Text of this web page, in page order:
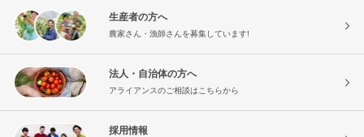
生産者の方へ
農家さん・漁師さんを募集しています!
法人・自治体の方へ
アライアンスのご相談はこちらから
採用情報